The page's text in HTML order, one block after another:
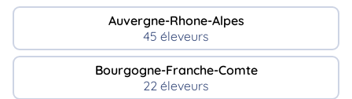
Auvergne-Rhone-Alpes
45 éleveurs
Bourgogne-Franche-Comte
22 éleveurs